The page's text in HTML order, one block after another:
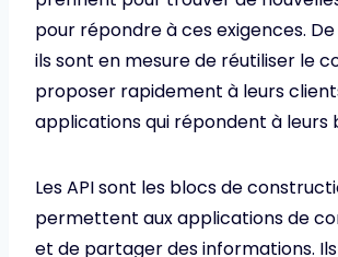
pour répondre à ces exigences.
ils sont en mesure de réutiliser le
proposer rapidement à leurs
applications qui répondent à leurs
Les API sont les blocs de
permettent aux applications de
et de partager des informations.